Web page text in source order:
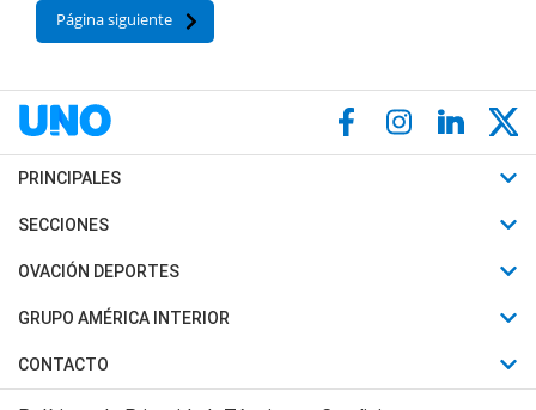
Página siguiente
PRINCIPALES
Últimas Noticias
Política
Judiciales
SECCIONES
Horóscopo
Motores
Trucos caseros
OVACIÓN DEPORTES
Fútbol
Mundial
Automovilismo
GRUPO AMÉRICA INTERIOR
Canal 7 en Vivo
CONTACTO